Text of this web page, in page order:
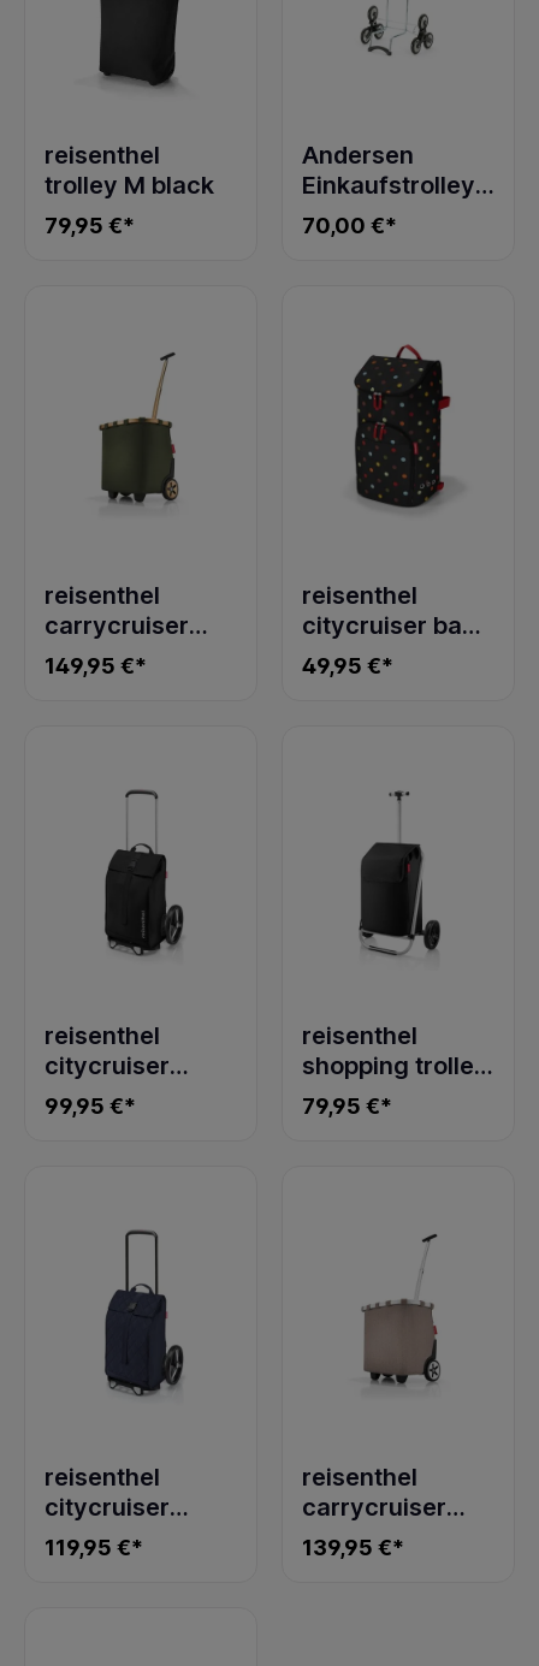
reisenthel
trolley M black
79,95 €*
Andersen
Einkaufstrolley
Treppensteiger
Scala Shopper
70,00 €*
reisenthel
carrycruiser
forest gold
149,95 €*
reisenthel
citycruiser bag
dots
49,95 €*
reisenthel
citycruiser
black
99,95 €*
reisenthel
shopping trolley
black
79,95 €*
reisenthel
citycruiser
rhombus
midnight
119,95 €*
reisenthel
carrycruiser
herringbone
mokka
139,95 €*